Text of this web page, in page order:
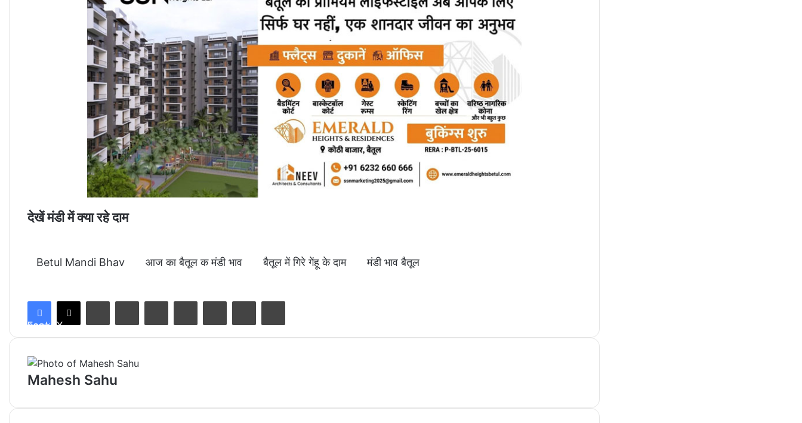
देखें मंडी में क्या रहे दाम
Betul Mandi Bhav आज का बैतूल क मंडी भाव बैतूल में गिरे गेंहू के दाम मंडी भाव बैतूल
Facebook X
Mahesh Sahu